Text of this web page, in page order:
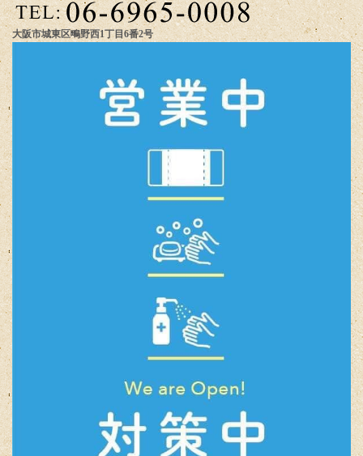
大阪市城東区鴫野西1丁目6番2号